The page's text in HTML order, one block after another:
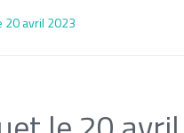
20 avril 2023